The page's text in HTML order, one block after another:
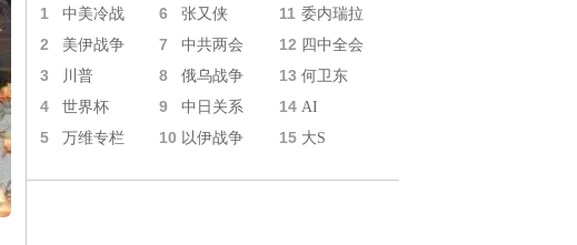
1 中美冷战 6 张又侠 11 委内瑞拉
2 美伊战争 7 中共两会 12 四中全会
3 川普 8 俄乌战争 13 何卫东
4 世界杯 9 中日关系 14 AI
5 万维专栏 10 以伊战争 15 大S